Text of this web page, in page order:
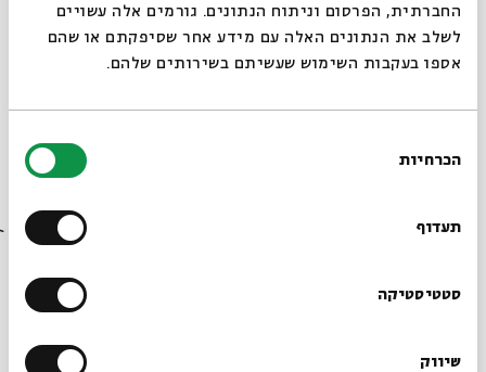
החברתית, הפרסום וניתוח הנתונים. גורמים אלה עשויים
לשלב את הנתונים האלה עם מידע אחר שסיפקתם או שהם
אספו בעקבות השימוש שעשיתם בשירותים שלהם.
הסכמה
הכרחיות
תעדוף
סטטיסטיקה
שיווק
משוחחת עם המשורר אמיר מנשהוף
ד' | 20:00